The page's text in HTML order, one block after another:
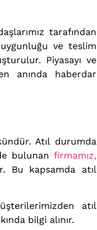
tarafından
ve teslim
Piyasayı ve
anında haberdar
Atıl durumda
bulunanfirmamız,
Bu kapsamda atıl
atıl
bilgi alınır.